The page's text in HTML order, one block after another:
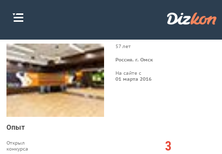
57 лет
Россия. г. Омск
На сайте с
01 марта 2016
Опыт
Открыл 3
конкурса